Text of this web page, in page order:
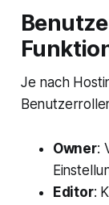
Je nach
Owner:
Editor: